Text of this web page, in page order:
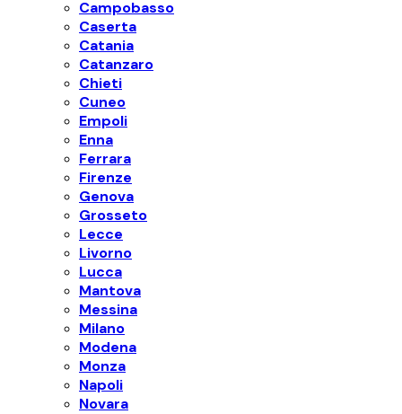
Campobasso
Caserta
Catania
Catanzaro
Chieti
Cuneo
Empoli
Enna
Ferrara
Firenze
Genova
Grosseto
Lecce
Livorno
Lucca
Mantova
Messina
Milano
Modena
Monza
Napoli
Novara